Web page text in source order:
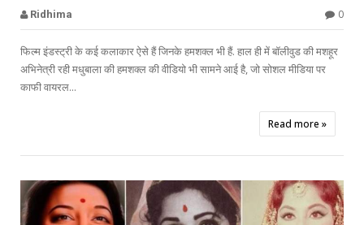
Ridhima 0
फिल्म इंडस्ट्री के कई कलाकार ऐसे हैं जिनके हमशक्ल भी हैं. हाल ही में बॉलीवुड की मशहूर
अभिनेत्री रही मधुबाला की हमशक्ल की वीडियो भी सामने आई है, जो सोशल मीडिया पर
काफी वायरल...
Read more »
Sridevi